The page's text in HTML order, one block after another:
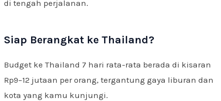
di tengah perjalanan.
Siap Berangkat ke Thailand?
Budget ke Thailand 7 hari rata-rata berada di kisaran
Rp9–12 jutaan per orang, tergantung gaya liburan dan
kota yang kamu kunjungi.